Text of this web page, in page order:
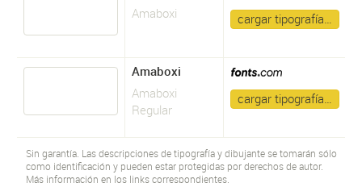
Amaboxi
cargar tipografía…
Amaboxi
Amaboxi
Regular
cargar tipografía…
Sin garantía. Las descripciones de tipografía y dibujante se tomarán sólo
como identificación y pueden estar protegidas por derechos de autor.
Más información en los links correspondientes.